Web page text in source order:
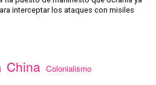
interceptar los ataques con misiles
China Colonialismo